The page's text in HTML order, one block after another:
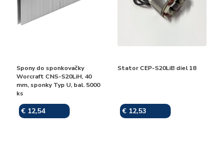
Spony do sponkovačky
Worcraft CNS-S20LiH, 40
mm, sponky Typ U, bal. 5000
ks
€ 12,54
Stator CEP-S20LiB diel 18
€ 12,53